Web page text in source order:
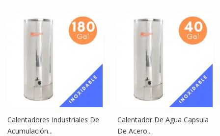
Calentadores Industriales De
Acumulación...
Calentador De Agua Capsula
De Acero...